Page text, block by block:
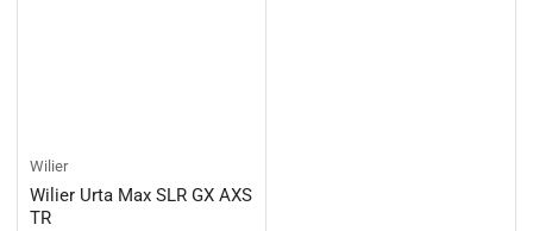
Wilier
Wilier Urta Max SLR GX AXS
TR